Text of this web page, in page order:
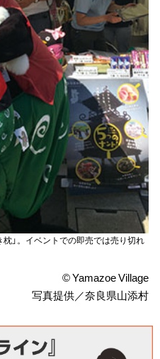
」。イベントでの即売では売り切れ
© Yamazoe Village
写真提供／奈良県山添村